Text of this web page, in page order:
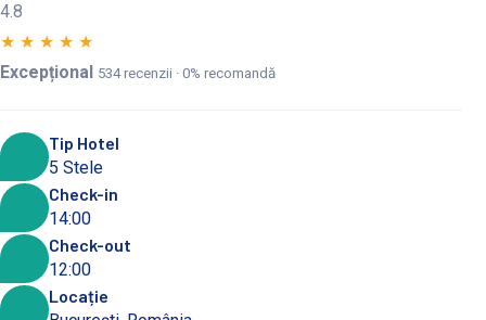
4.8
★ ★ ★ ★ ★
Excepțional 534 recenzii · 0% recomandă
Tip Hotel
5 Stele
Check-in
14:00
Check-out
12:00
Locație